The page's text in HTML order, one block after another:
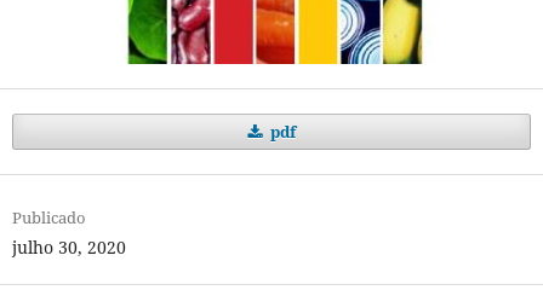
pdf
Publicado
julho 30, 2020